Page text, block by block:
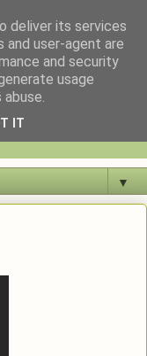
▼
deliver its services
and user-agent are
and security
usage
IT